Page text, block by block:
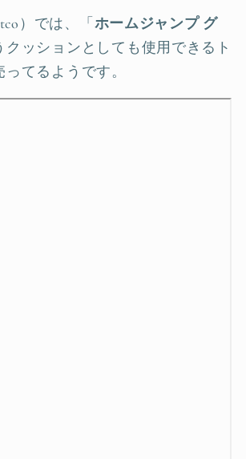
）では、「 ホームジャンプ グ
クッションとしても使用できるト
てるようです。